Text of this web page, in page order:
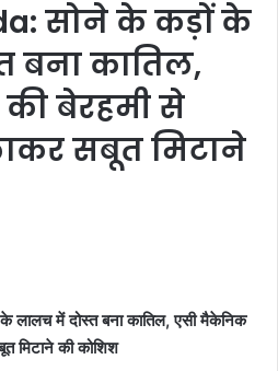
सोने के कड़ों के
बना कातिल,
बेरहमी से
सबूत मिटाने
में दोस्त बना कातिल, एसी मैकेनिक
मिटाने की कोशिश